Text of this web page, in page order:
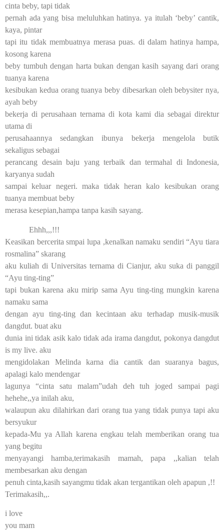
cinta beby, tapi tidak
pernah ada yang bisa meluluhkan hatinya. ya itulah ‘beby’ cantik,
kaya, pintar
tapi itu tidak membuatnya merasa puas. di dalam hatinya hampa,
kosong karena
beby tumbuh dengan harta bukan dengan kasih sayang dari orang
tuanya karena
kesibukan kedua orang tuanya beby dibesarkan oleh bebysiter nya,
ayah beby
bekerja di perusahaan ternama di kota kami dia sebagai direktur
utama di
perusahaannya sedangkan ibunya bekerja mengelola butik
sekaligus sebagai
perancang desain baju yang terbaik dan termahal di Indonesia,
karyanya sudah
sampai keluar negeri. maka tidak heran kalo kesibukan orang
tuanya membuat beby
merasa kesepian,hampa tanpa kasih sayang.
Ehhh,,,!!!
Keasikan bercerita smpai lupa ,kenalkan namaku sendiri “Ayu tiara
rosmalina” skarang
aku kuliah di Universitas ternama di Cianjur, aku suka di panggil
“Ayu ting-ting”
tapi bukan karena aku mirip sama Ayu ting-ting mungkin karena
namaku sama
dengan ayu ting-ting dan kecintaan aku terhadap musik-musik
dangdut. buat aku
dunia ini tidak asik kalo tidak ada irama dangdut, pokonya dangdut
is my live. aku
mengidolakan Melinda karna dia cantik dan suaranya bagus,
apalagi kalo mendengar
lagunya “cinta satu malam”udah deh tuh joged sampai pagi
hehehe,,ya inilah aku,
walaupun aku dilahirkan dari orang tua yang tidak punya tapi aku
bersyukur
kepada-Mu ya Allah karena engkau telah memberikan orang tua
yang begitu
menyayangi hamba,terimakasih mamah, papa ,,kalian telah
membesarkan aku dengan
penuh cinta,kasih sayangmu tidak akan tergantikan oleh apapun ,!!
Terimakasih,,.
i love
you mam